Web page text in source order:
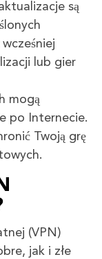
są
lub gier
mogą
po Internecie.
Twoją grę
(VPN)
jak i złe